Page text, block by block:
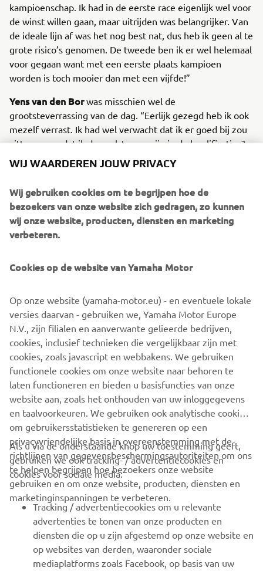
kampioenschap. Ik had in de eerste race eigenlijk wel voor
de winst willen gaan, maar uitrijden was belangrijker. Van
de ideale lijn af was het nog best nat, dus heb ik geen al te
grote risico’s genomen. De tweede ben ik er wel helemaal
voor gegaan want met een eerste plaats kampioen
worden is toch mooier dan met een vijfde!”
Yens van den Borwas misschien wel de
grootsteverrassing van de dag. “Eerlijk gezegd heb ik ook
mezelf verrast. Ik had wel verwacht dat ik er goed bij zou
zitten, maar dat ik de snelste zou zijn in de kwalificaties?
even buiten de droge lijn op een nat plekje terecht, en
in de tweede race, maar ook op een droge baan ging het
super. Weliswaar geen podiumplaats, maar ik ben dik
tevreden.”
Thije Ligtermoed
Viggo Megard
Tussenstand kampioenschap
Thije Ligtermoed – 283 punten
Timo Suos – 209 punten
Viggo Megard – 182 punten
CORPORATE
VOOR BEDRIJVEN
MEER YAMAHA
ONDERSTEUNING
WIJ WAARDEREN JOUW PRIVACY
Wij gebruiken cookies om te begrijpen hoe de
bezoekers van onze website zich gedragen, zo kunnen
wij onze website, producten, diensten en marketing
verbeteren.
Cookies op de website van Yamaha Motor
Op onze website (yamaha-motor.eu) - en eventuele lokale
versies daarvan - gebruiken we, Yamaha Motor Europe
N.V., zijn filialen en aanverwante gelieerde bedrijven,
cookies, inclusief technieken die vergelijkbaar zijn met
cookies, zoals javascript en webbakens. We gebruiken
functionele cookies om onze website naar behoren te
laten functioneren en bieden u basisfuncties van onze
website aan, zoals het onthouden van uw inloggegevens
en taalvoorkeuren. We gebruiken ook analytische cookies
om gebruikersstatistieken te genereren op een
privacyvriendelijke basis in overeenstemming met de
richtlijnen van gegevensbeschermingsautoriteiten om ons
te helpen begrijpen hoe bezoekers onze website
gebruiken en om onze website, producten, diensten en
marketinginspanningen te verbeteren.
Als u via de onderstaande knop uw toestemming geeft,
gebruiken we ook tracking- / advertentiecookies en
cookies voor sociale media:
Tracking / advertentiecookies om u relevante
advertenties te tonen van onze producten en
diensten die op u zijn afgestemd op onze website en
op websites van derden, waaronder sociale
mediaplatforms zoals Facebook, op basis van uw